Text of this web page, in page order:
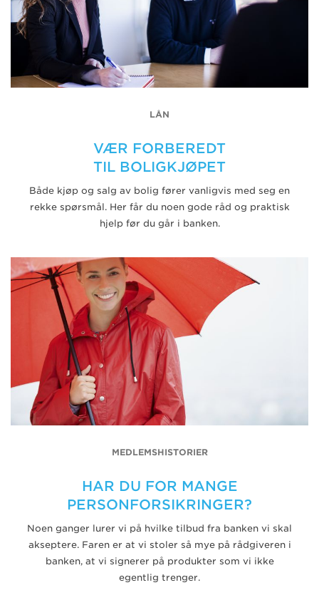
LÅN
VÆR FORBEREDT
TIL BOLIGKJØPET
Både kjøp og salg av bolig fører vanligvis med seg en
rekke spørsmål. Her får du noen gode råd og praktisk
hjelp før du går i banken.
MEDLEMSHISTORIER
HAR DU FOR MANGE
PERSONFORSIKRINGER?
Noen ganger lurer vi på hvilke tilbud fra banken vi skal
akseptere. Faren er at vi stoler så mye på rådgiveren i
banken, at vi signerer på produkter som vi ikke
egentlig trenger.